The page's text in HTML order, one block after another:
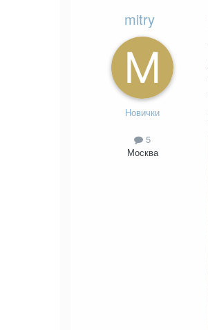
mitry
Новички
5
Москва